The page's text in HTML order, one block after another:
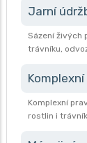
Jarní
Sázení živých
trávníku,
Komplexní
rostlin i